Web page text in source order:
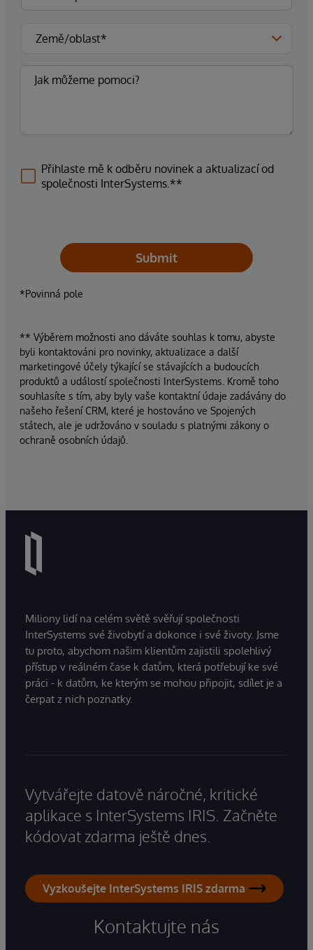
Přihlaste mě k odběru novinek a aktualizací od
společnosti InterSystems.**
Submit
*Povinná pole
** Výběrem možnosti ano dáváte souhlas k tomu, abyste
byli kontaktováni pro novinky, aktualizace a další
marketingové účely týkající se stávajících a budoucích
produktů a událostí společnosti InterSystems. Kromě toho
souhlasíte s tím, aby byly vaše kontaktní údaje zadávány do
našeho řešení CRM, které je hostováno ve Spojených
státech, ale je udržováno v souladu s platnými zákony o
ochraně osobních údajů.
Miliony lidí na celém světě svěřují společnosti
InterSystems své živobytí a dokonce i své životy. Jsme
tu proto, abychom našim klientům zajistili spolehlivý
přístup v reálném čase k datům, která potřebují ke své
práci - k datům, ke kterým se mohou připojit, sdílet je a
čerpat z nich poznatky.
Vytvářejte datově náročné, kritické
aplikace s InterSystems IRIS. Začněte
kódovat zdarma ještě dnes.
Vyzkoušejte InterSystems IRIS zdarma
Kontaktujte nás